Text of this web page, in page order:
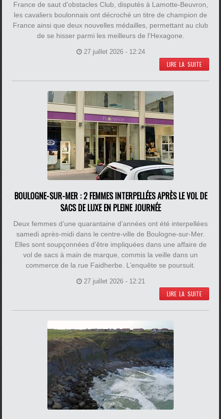
France de saut d'obstacles Club, disputés à Lamotte-Beuvron,
les cavaliers boulonnais ont décroché un titre de champion de
France ainsi que deux nouvelles médailles, permettant au club
de se hisser parmi les meilleurs de l'Hexagone.
27 juillet 2026 - 12:24
LIRE LA SUITE
BOULOGNE-SUR-MER : 2 FEMMES INTERPELLÉES APRÈS LE VOL DE
SACS DE LUXE EN PLEINE JOURNÉE
Deux femmes d’une quarantaine d’années ont été interpellées
samedi après-midi dans le centre-ville de Boulogne-sur-Mer.
Elles sont soupçonnées d’être impliquées dans une affaire de
vol de sacs à main de marque, commis la veille dans un
commerce de la rue Faidherbe. L’enquête se poursuit.
27 juillet 2026 - 12:21
LIRE LA SUITE